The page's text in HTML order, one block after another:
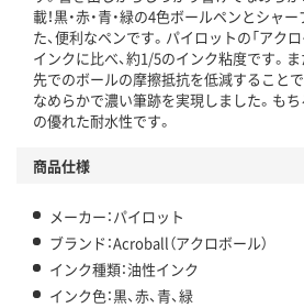
載！黒・赤・青・緑の4色ボールペンとシャ
た、便利なペンです。パイロットの「アク
インクに比べ、約1/5のインク粘度です。ま
先でのボールの摩擦抵抗を低減すること
なめらかで濃い筆跡を実現しました。も
の優れた耐水性です。
商品仕様
メーカー：パイロット
ブランド：Acroball（アクロボール）
インク種類：油性インク
インク色：黒、赤、青、緑